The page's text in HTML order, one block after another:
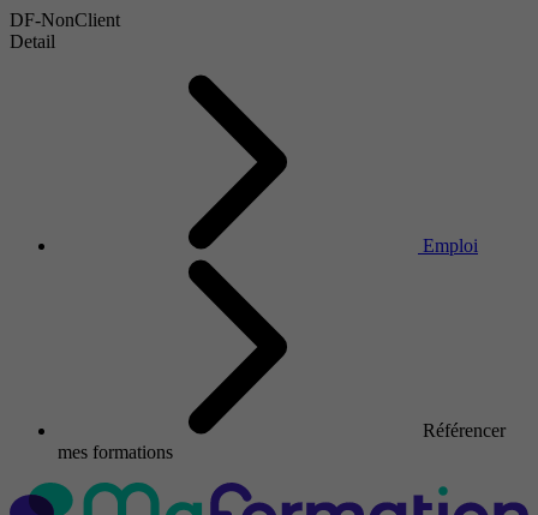
DF-NonClient
Detail
Emploi
Référencer
mes formations